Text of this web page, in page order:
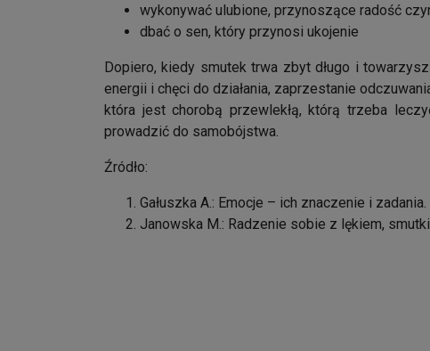
wykonywać ulubione, przynoszące radość
dbać o sen, który przynosi ukojenie
Dopiero, kiedy smutek trwa zbyt długo i
energii i chęci do działania, zaprzestanie
która jest chorobą przewlekłą, którą trzeba
prowadzić do samobójstwa.
Źródło:
Gałuszka A.: Emocje – ich znaczenie i
Janowska M.: Radzenie sobie z lękiem,